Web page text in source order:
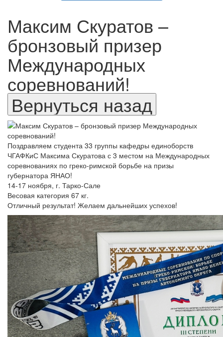
Максим Скуратов –
бронзовый призер
Международных
соревнований!
Поздравляем студента 33 группы кафедры единоборств
ЧГАФКиС Максима Скуратова с 3 местом на Международных
соревнованиях по греко-римской борьбе на призы
губернатора ЯНАО!
14-17 ноября, г. Тарко-Сале
Весовая категория 67 кг.
Отличный результат! Желаем дальнейших успехов!